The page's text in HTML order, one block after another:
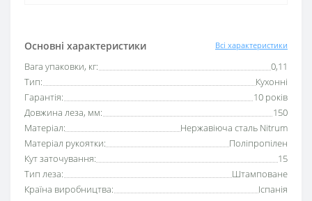
Основні характеристики Всі характеристики
Вага упаковки, кг:
0,11
Тип:
Кухонні
Гарантія:
10 років
Довжина леза, мм:
150
Матеріал:
Нержавіюча сталь Nitrum
Матеріал рукоятки:
Поліпропілен
Кут заточування:
15
Тип леза:
Штамповане
Країна виробництва:
Іспанія